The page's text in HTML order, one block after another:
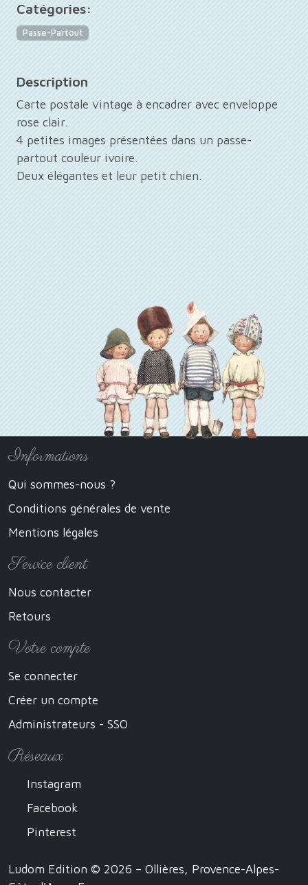
Catégories:
Passe-Partout
Description
Carte postale vintage à encadrer avec enveloppe
rose clair.
4 petites images présentées dans un passe-
partout couleur ivoire.
Deux élégantes et leur petit chien.
Informations
Qui sommes-nous ?
Conditions générales de vente
Mentions légales
Service client
Nous contacter
Retours
Votre compte
Se connecter
Créer un compte
Administrateurs - SSO
Réseaux
Instagram
Facebook
Pinterest
Ludom Edition © 2026 – Ollières, Provence-Alpes-